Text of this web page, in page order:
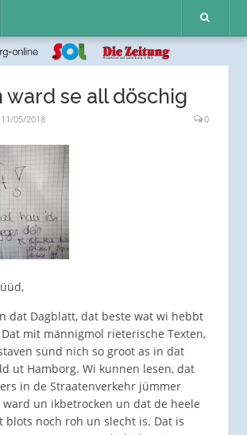
ward se all döschig
11/05/2018 0
dat Dagblatt, dat beste wat wi hebbt
mit männigmol rieterische Texten,
sünd nich so groot as in dat
ut Hamborg. Wi kunnen lesen, dat
in de Straatenverkehr jümmer
un ikbetrocken un dat de heele
blots noch roh un slecht is. Dat is